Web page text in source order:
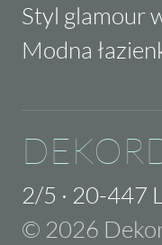
Styl glamour
Modna
2/5 · 20-447
© 2026